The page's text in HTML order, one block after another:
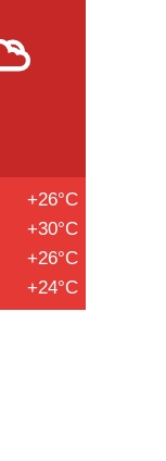
+26°C
+30°C
+26°C
+24°C